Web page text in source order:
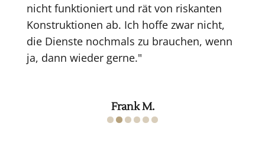
nicht funktioniert und rät von riskanten
Konstruktionen ab. Ich hoffe zwar nicht,
die Dienste nochmals zu brauchen, wenn
ja, dann wieder gerne."
Frank M.